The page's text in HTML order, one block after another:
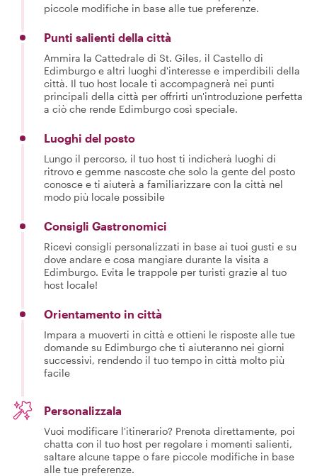
piccole modifiche in base alle tue preferenze.
Punti salienti della città
Ammira la Cattedrale di St. Giles, il Castello di
Edimburgo e altri luoghi d'interesse e imperdibili della
città. Il tuo host locale ti accompagnerà nei punti
principali della città per offrirti un'introduzione perfetta
a ciò che rende Edimburgo così speciale.
Luoghi del posto
Lungo il percorso, il tuo host ti indicherà luoghi di
ritrovo e gemme nascoste che solo la gente del posto
conosce e ti aiuterà a familiarizzare con la città nel
modo più locale possibile
Consigli Gastronomici
Ricevi consigli personalizzati in base ai tuoi gusti e su
dove andare e cosa mangiare durante la visita a
Edimburgo. Evita le trappole per turisti grazie al tuo
host locale!
Orientamento in città
Impara a muoverti in città e ottieni le risposte alle tue
domande su Edimburgo che ti aiuteranno nei giorni
successivi, rendendo il tuo tempo in città molto più
facile
Personalizzala
Vuoi modificare l'itinerario? Prenota direttamente, poi
chatta con il tuo host per regolare i momenti salienti,
saltare alcune tappe o fare piccole modifiche in base
alle tue preferenze.